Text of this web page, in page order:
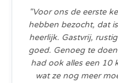
"Voor ons de eerste
hebben bezocht, dat
heerlijk. Gastvrij,
goed. Genoeg te
had ook alles een 10
wat ze nog meer